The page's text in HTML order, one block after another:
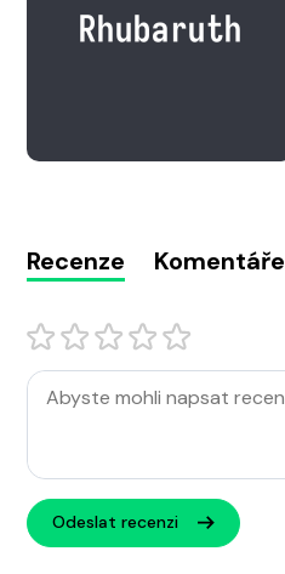
Recenze Komentáře
Odeslat recenzi